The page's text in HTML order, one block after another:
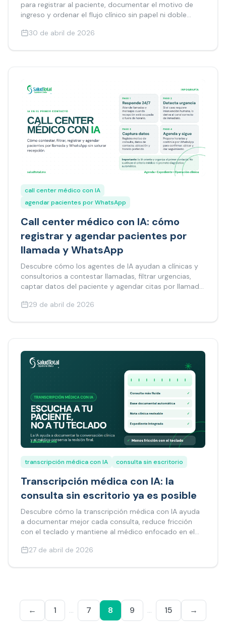
para registrar al paciente, documentar el motivo de
ingreso y ordenar el flujo clínico sin papel ni doble
30 de abril de 2026
call center médico con IA
agendar pacientes por WhatsApp
Call center médico con IA: cómo
registrar y agendar pacientes por
llamada y WhatsApp
Descubre cómo los agentes de IA ayudan a clínicas y
consultorios a contestar llamadas, filtrar urgencias,
captar datos del paciente y agendar citas por llamada
29 de abril de 2026
transcripción médica con IA consulta sin escritorio
Transcripción médica con IA: la
consulta sin escritorio ya es posible
Descubre cómo la transcripción médica con IA ayuda
a documentar mejor cada consulta, reduce fricción
con el teclado y mantiene al médico enfocado en el
27 de abril de 2026
← 1 … 7 8 9 … 15 →